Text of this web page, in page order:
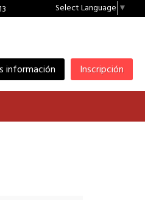
Select Language ▼
Inscripción
información